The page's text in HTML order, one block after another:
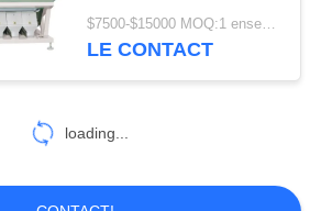
de couleur
11
caméra CCD
$7500-$15000 MOQ:1 ensemble
LE CONTACT
loading...